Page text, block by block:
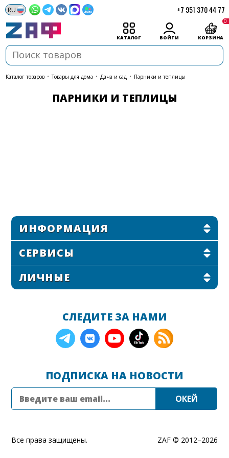
+7 951 370 44 77
КАТАЛОГ ВОЙТИ КОРЗИНА
0
каталог товаров • Товары для дома • Дача и сад • Парники и теплицы
ПАРНИКИ И ТЕПЛИЦЫ
ИНФОРМАЦИЯ
СЕРВИСЫ
ЛИЧНЫЕ
СЛЕДИТЕ ЗА НАМИ
ПОДПИСКА НА НОВОСТИ
ZAF © 2012–2026
Все права защищены.